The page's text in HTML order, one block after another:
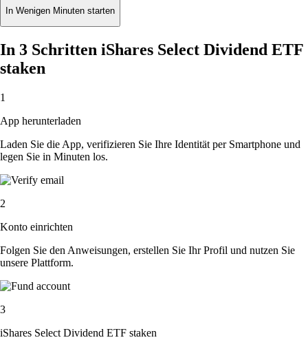
In Wenigen Minuten starten
In 3 Schritten iShares Select Dividend ETF
staken
1
App herunterladen
Laden Sie die App, verifizieren Sie Ihre Identität per Smartphone und
legen Sie in Minuten los.
2
Konto einrichten
Folgen Sie den Anweisungen, erstellen Sie Ihr Profil und nutzen Sie
unsere Plattform.
3
iShares Select Dividend ETF staken